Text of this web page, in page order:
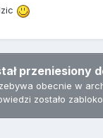
przeniesiony
obecnie w
zostało